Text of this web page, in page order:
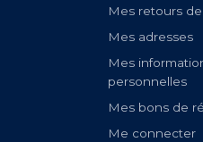
Mes retours
Mes adresses
Mes
personnelles
Mes bons de
Me connecter